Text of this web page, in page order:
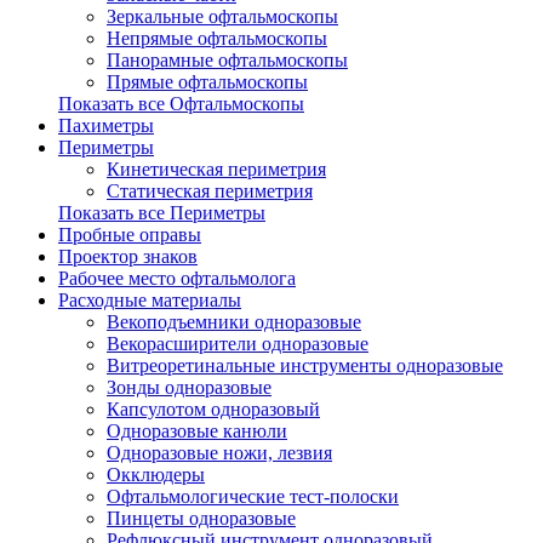
Зеркальные офтальмоскопы
Непрямые офтальмоскопы
Панорамные офтальмоскопы
Прямые офтальмоскопы
Показать все Офтальмоскопы
Пахиметры
Периметры
Кинетическая периметрия
Статическая периметрия
Показать все Периметры
Пробные оправы
Проектор знаков
Рабочее место офтальмолога
Расходные материалы
Векоподъемники одноразовые
Векорасширители одноразовые
Витреоретинальные инструменты одноразовые
Зонды одноразовые
Капсулотом одноразовый
Одноразовые канюли
Одноразовые ножи, лезвия
Окклюдеры
Офтальмологические тест-полоски
Пинцеты одноразовые